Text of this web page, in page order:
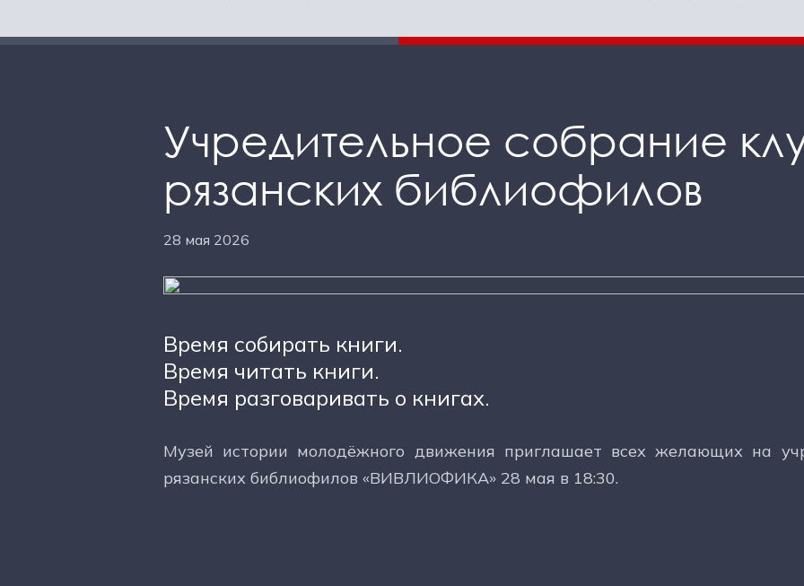
Учредительное собрание
рязанских библиофилов
28 мая 2026
Время собирать книги.
Время читать книги.
Время разговаривать о книгах.
Музей истории молодёжного движения приглашает всех желающих на
рязанских библиофилов «ВИВЛИОФИКА» 28 мая в 18:30.